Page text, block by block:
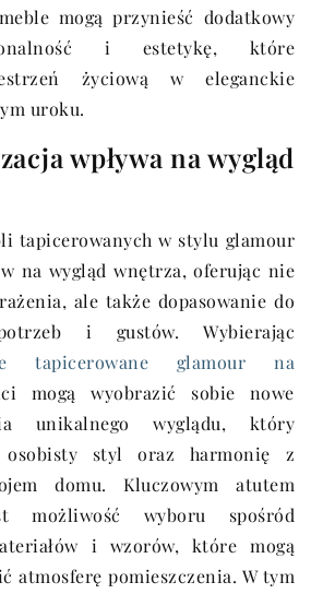
mogą przynieść dodatkowy
i estetykę, które
życiową w eleganckie
uroku.
wpływa na wygląd
tapicerowanych w stylu glamour
na wygląd wnętrza, oferując nie
ale także dopasowanie do
i gustów. Wybierając
tapicerowane glamour na
mogą wyobrazić sobie nowe
unikalnego wyglądu, który
styl oraz harmonię z
domu. Kluczowym atutem
możliwość wyboru spośród
i wzorów, które mogą
atmosferę pomieszczenia. W tym